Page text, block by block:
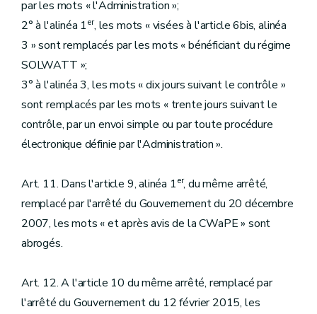
par les mots « l'Administration »;
2° à l'alinéa 1er, les mots « visées à l'article 6bis, alinéa
3 » sont remplacés par les mots « bénéficiant du régime
SOLWATT »;
3° à l'alinéa 3, les mots « dix jours suivant le contrôle »
sont remplacés par les mots « trente jours suivant le
contrôle, par un envoi simple ou par toute procédure
électronique définie par l'Administration ».
Art. 11. Dans l'article 9, alinéa 1er, du même arrêté,
remplacé par l'arrêté du Gouvernement du 20 décembre
2007, les mots « et après avis de la CWaPE » sont
abrogés.
Art. 12. A l'article 10 du même arrêté, remplacé par
l'arrêté du Gouvernement du 12 février 2015, les